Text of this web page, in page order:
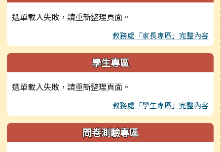
選單載入失敗，請重新整理頁面。
教務處「家長專區」完整內容
學生專區
選單載入失敗，請重新整理頁面。
教務處「學生專區」完整內容
問卷測驗專區